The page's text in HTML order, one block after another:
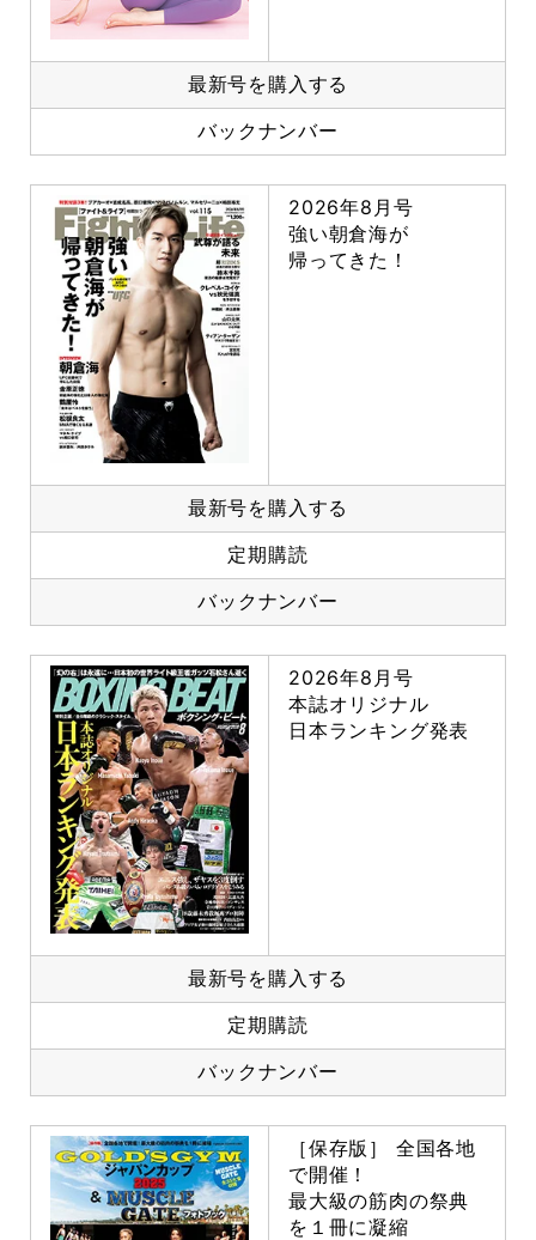
最新号を購入する
バックナンバー
2026年8月号
強い朝倉海が
帰ってきた！
最新号を購入する
定期購読
バックナンバー
2026年8月号
本誌オリジナル
日本ランキング発表
最新号を購入する
定期購読
バックナンバー
［保存版］ 全国各地
で開催！
最大級の筋肉の祭典
を１冊に凝縮